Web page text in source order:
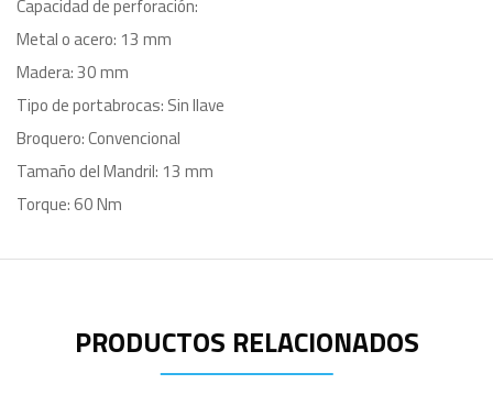
Capacidad de perforación:
Metal o acero: 13 mm
Madera: 30 mm
Tipo de portabrocas: Sin llave
Broquero: Convencional
Tamaño del Mandril: 13 mm
Torque: 60 Nm
PRODUCTOS RELACIONADOS